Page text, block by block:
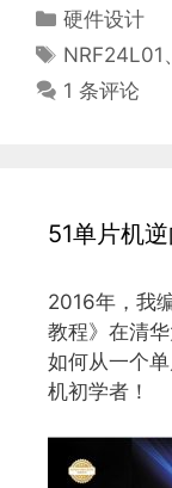
分
类
硬件设计
标
签
NRF24L01
1 条评论
51单片机
2016年，我
教程》在清
如何从一个
机初学者！